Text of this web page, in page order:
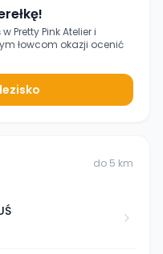
wPretty Pink Atelieri
łowcom okazji ocenić
do 5 km